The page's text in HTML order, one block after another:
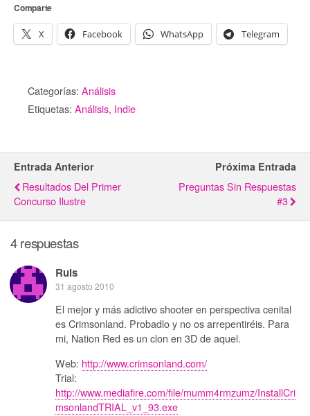
Comparte
X Facebook WhatsApp Telegram
Categorías: Análisis
Etiquetas: Análisis, Indie
Entrada Anterior
Resultados Del Primer
Concurso Ilustre
Próxima Entrada
Preguntas Sin Respuestas
#3
4 respuestas
Ruls
31 agosto 2010
El mejor y más adictivo shooter en perspectiva cenital
es Crimsonland. Probadlo y no os arrepentiréis. Para
mi, Nation Red es un clon en 3D de aquel.
Web: http://www.crimsonland.com/
Trial:
http://www.mediafire.com/file/mumm4rmzumz/InstallCri
msonlandTRIAL_v1_93.exe